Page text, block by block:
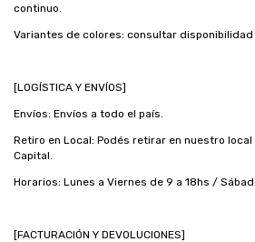
continuo.
Variantes de colores: consultar disponibilidad
[LOGÍSTICA Y ENVÍOS]
Envíos: Envíos a todo el país.
Retiro en Local: Podés retirar en nuestro
Capital.
Horarios: Lunes a Viernes de 9 a 18hs /
[FACTURACIÓN Y DEVOLUCIONES]